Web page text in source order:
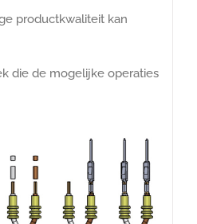
productkwaliteit kan
die de mogelijke operaties